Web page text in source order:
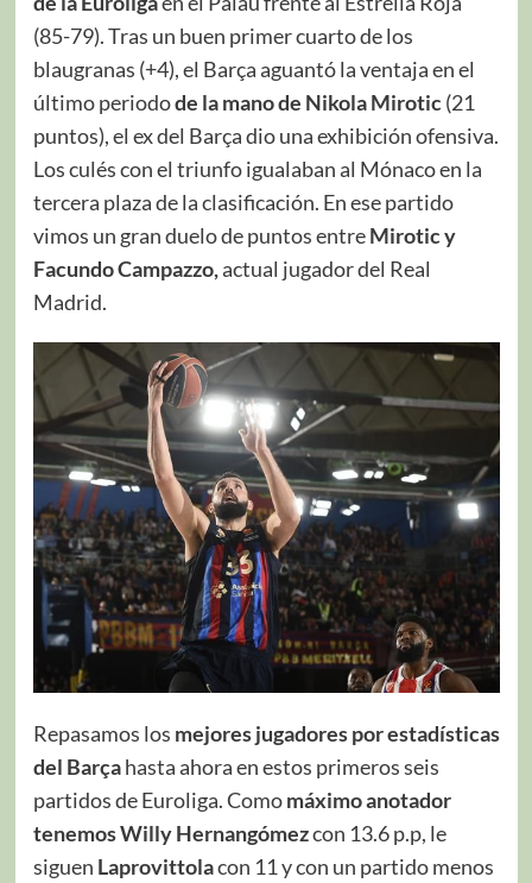
(85-79). Tras un buen primer cuarto de los
blaugranas (+4), el Barça aguantó la ventaja en el
último periodode la mano de Nikola Mirotic(21
puntos), el ex del Barça dio una exhibición ofensiva.
Los culés con el triunfo igualaban al Mónaco en la
tercera plaza de la clasificación. En ese partido
vimos un gran duelo de puntos entreMirotic y
Facundo Campazzo,actual jugador del Real
Madrid.
Repasamos los mejores jugadores por estadísticas
del Barçahasta ahora en estos primeros seis
partidos de Euroliga. Comomáximo anotador
tenemos Willy Hernangómezcon 13.6 p.p, le
siguen Laprovittolacon 11 y con un partido menos